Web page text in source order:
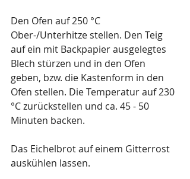
Den Ofen auf 250 °C
Ober-/Unterhitze stellen. Den Teig
auf ein mit Backpapier ausgelegtes
Blech stürzen und in den Ofen
geben, bzw. die Kastenform in den
Ofen stellen. Die Temperatur auf 230
°C zurückstellen und ca. 45 - 50
Minuten backen.
Das Eichelbrot auf einem Gitterrost
auskühlen lassen.